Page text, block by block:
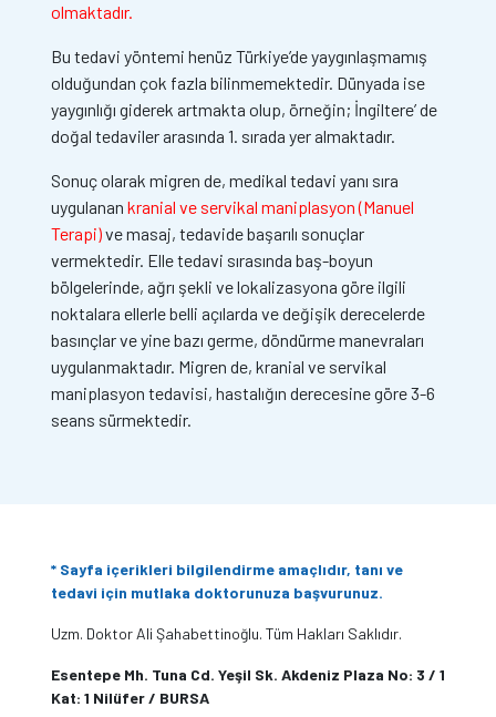
olmaktadır.
Bu tedavi yöntemi henüz Türkiye’de yaygınlaşmamış
olduğundan çok fazla bilinmemektedir. Dünyada ise
yaygınlığı giderek artmakta olup, örneğin; İngiltere’ de
doğal tedaviler arasında 1. sırada yer almaktadır.
Sonuç olarak migren de, medikal tedavi yanı sıra
uygulanan kranial ve servikal maniplasyon (Manuel
Terapi)ve masaj, tedavide başarılı sonuçlar
vermektedir. Elle tedavi sırasında baş-boyun
bölgelerinde, ağrı şekli ve lokalizasyona göre ilgili
noktalara ellerle belli açılarda ve değişik derecelerde
basınçlar ve yine bazı germe, döndürme manevraları
uygulanmaktadır. Migren de, kranial ve servikal
maniplasyon tedavisi, hastalığın derecesine göre 3-6
seans sürmektedir.
* Sayfa içerikleri bilgilendirme amaçlıdır, tanı ve
tedavi için mutlaka doktorunuza başvurunuz.
Uzm. Doktor Ali Şahabettinoğlu. Tüm Hakları Saklıdır.
Esentepe Mh. Tuna Cd. Yeşil Sk. Akdeniz Plaza No: 3 / 1
Kat: 1 Nilüfer / BURSA